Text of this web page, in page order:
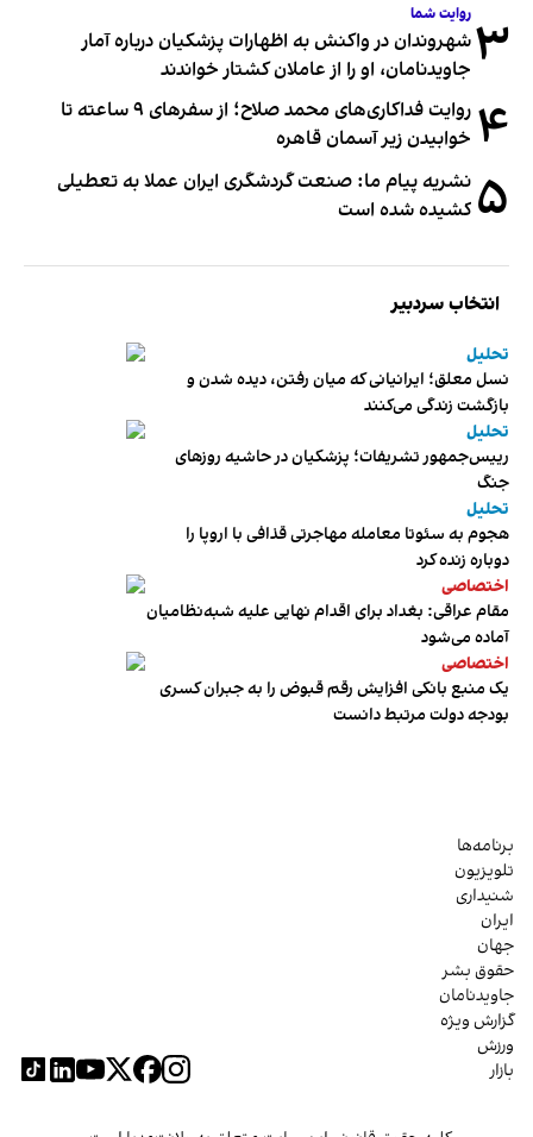
۳ روایت شما
شهروندان در واکنش به اظهارات پزشکیان درباره آمار
جاویدنامان، او را از عاملان کشتار خواندند
۴
روایت فداکاری‌های محمد صلاح؛ از سفرهای ۹ ساعته تا
خوابیدن زیر آسمان قاهره
۵ نشریه پیام ما: صنعت گردشگری ایران عملا به تعطیلی
کشیده شده است
انتخاب سردبیر
تحلیل
نسل معلق؛ ایرانیانی که میان رفتن، دیده شدن و
بازگشت زندگی می‌کنند
تحلیل
رییس‌جمهور تشریفات؛ پزشکیان در حاشیه روزهای
جنگ
تحلیل
هجوم به سئوتا معامله مهاجرتی قذافی با اروپا را
دوباره زنده کرد
اختصاصی
مقام عراقی: بغداد برای اقدام نهایی علیه شبه‌نظامیان
آماده می‌شود
اختصاصی
یک منبع بانکی افزایش رقم قبوض را به جبران کسری
بودجه دولت مرتبط دانست
برنامه‌ها
تلویزیون
شنیداری
ایران
جهان
حقوق بشر
جاویدنامان
گزارش ویژه
ورزش
بازار